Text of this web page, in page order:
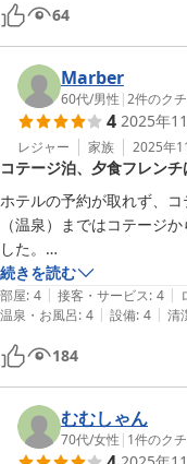
64
Marber
60代/男性 |2件のク
4 2025年
レジャー 家族 2025年
コテージ泊、夕食フレン
ホテルの予約が取れず、
（温泉）まではコテージ
した。
コテージの窓からゴルフ場
とかの工夫がほしいです。
朝のブュッフェはどこのホ
チのコースでしたが、ど
続きを読む
部屋: 4 | 接客・サービス: 4 |
温泉・お風呂: 4 | 設備: 4 | 清
184
むむしゃん
70代/女性 | 1件のク